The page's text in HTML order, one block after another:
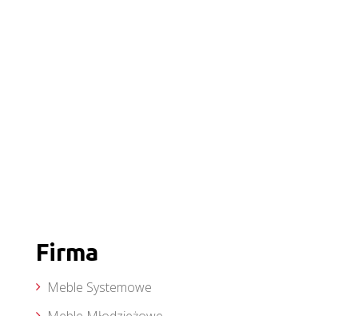
Firma
Meble Systemowe